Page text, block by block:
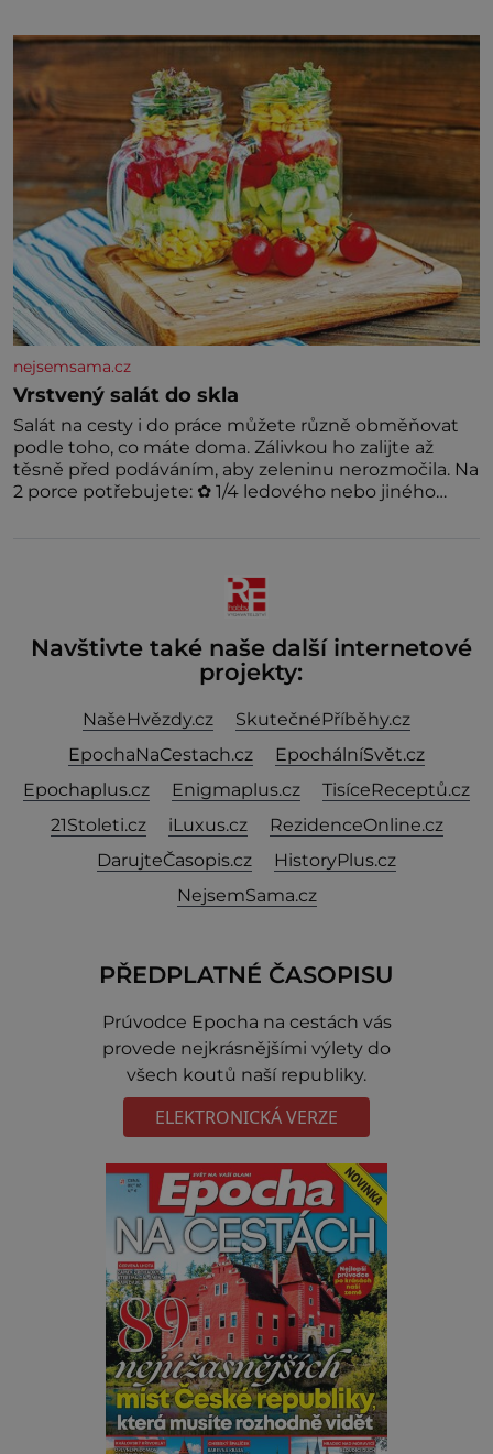
už tisíce let. Většina lidí vnímá rákos jen jako
obyčejnou kulisu letního koupání. Stačí se však
podívat
nejsemsama.cz
Vrstvený salát do skla
Salát na cesty i do práce můžete různě obměňovat
podle toho, co máte doma. Zálivkou ho zalijte až
těsně před podáváním, aby zeleninu nerozmočila. Na
2 porce potřebujete: ✿ 1/4 ledového nebo jiného
Navštivte také naše další internetové
projekty:
NašeHvězdy.cz
SkutečnéPříběhy.cz
EpochaNaCestach.cz
EpochálníSvět.cz
Epochaplus.cz
Enigmaplus.cz
TisíceReceptů.cz
21Stoleti.cz
iLuxus.cz
RezidenceOnline.cz
DarujteČasopis.cz
HistoryPlus.cz
NejsemSama.cz
PŘEDPLATNÉ ČASOPISU
Prúvodce Epocha na cestách vás
provede nejkrásnějšími výlety do
všech koutů naší republiky.
ELEKTRONICKÁ VERZE